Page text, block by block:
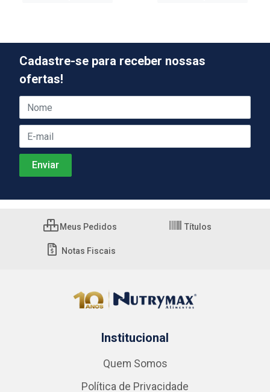
Cadastre-se para receber nossas
ofertas!
Meus Pedidos Títulos
Notas Fiscais
Institucional
Quem Somos
Política de Privacidade